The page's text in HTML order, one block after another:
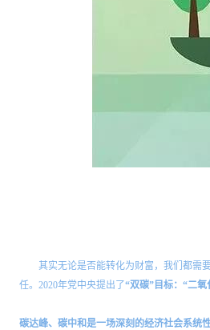
其实无论是否能转化为财富，我们都需
任。2020年党中央提出了“双碳”目标：“二
碳达峰、碳中和是一场深刻的经济社会系统